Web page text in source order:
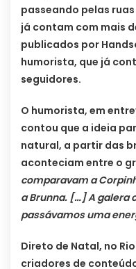
passeando pelas
já contam com mais
publicados por
humorista, que já
seguidores.
O humorista, em
contou que a ideia
natural, a partir das
aconteciam entre o
comparavam a
a Brunna. […] A galera
passávamos uma
Direto de Natal, no
criadores de